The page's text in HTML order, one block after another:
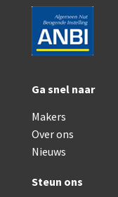
Beck & Beck,
Bianchi,
Hartnack /
Baker,
Double
Zeiss,
Ga snel naar
Makers
Over ons
Nieuws
Steun ons